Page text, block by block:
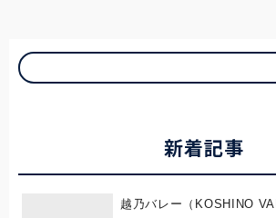
新着記事
越乃バレー（KOSHINO